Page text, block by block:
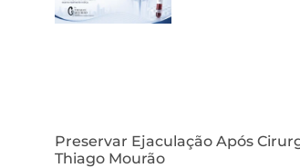
Preservar Ejaculação Após
Thiago Mourão